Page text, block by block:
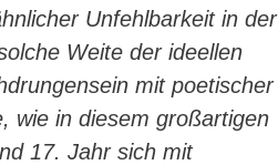
Unfehlbarkeit in der
Weite der ideellen
mit poetischer
wie in diesem großartigen
17. Jahr sich mit